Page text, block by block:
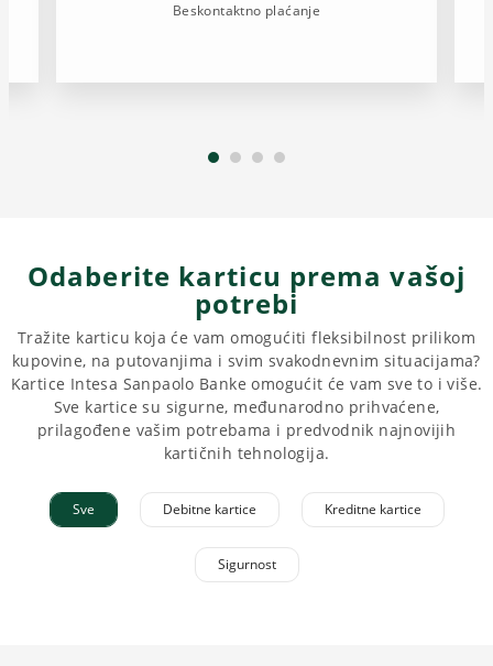
Beskontaktno plaćanje
Odaberite karticu prema vašoj
potrebi
Tražite karticu koja će vam omogućiti fleksibilnost prilikom
kupovine, na putovanjima i svim svakodnevnim situacijama?
Kartice Intesa Sanpaolo Banke omogućit će vam sve to i više.
Sve kartice su sigurne, međunarodno prihvaćene,
prilagođene vašim potrebama i predvodnik najnovijih
kartičnih tehnologija.
Sve Debitne kartice Kreditne kartice
Sigurnost